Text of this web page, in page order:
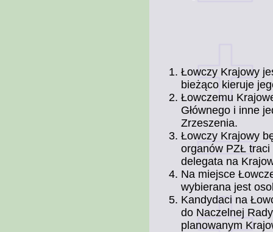
Łowczy Krajowy
bieżąco kieruje
Łowczemu
Głównego i inne
Zrzeszenia.
Łowczy Krajowy
organów PZŁ traci
delegata na
Na miejsce
wybierana jest
Kandydaci na
do Naczelnej
planowanym